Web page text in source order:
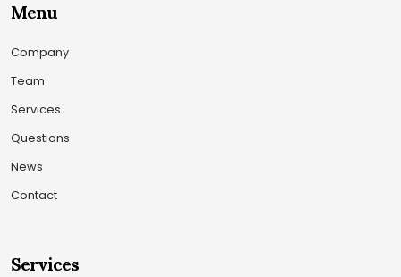
Menu
Company
Team
Services
Questions
News
Contact
Services